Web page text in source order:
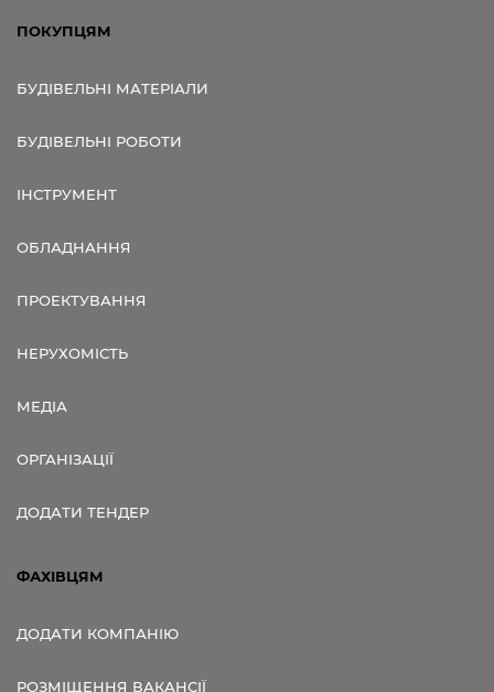
ПОКУПЦЯМ
БУДІВЕЛЬНІ МАТЕРІАЛИ
БУДІВЕЛЬНІ РОБОТИ
ІНСТРУМЕНТ
ОБЛАДНАННЯ
ПРОЕКТУВАННЯ
НЕРУХОМІСТЬ
МЕДІА
ОРГАНІЗАЦІЇ
ДОДАТИ ТЕНДЕР
ФАХІВЦЯМ
ДОДАТИ КОМПАНІЮ
РОЗМІЩЕННЯ ВАКАНСІЇ